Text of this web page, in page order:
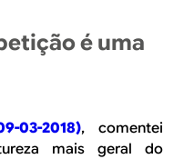
é uma
03-2018), comentei
mais geral do